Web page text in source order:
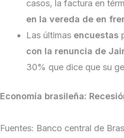
casos, la factura en
en la vereda de en
Las últimas encuestas
con la renuncia de
30% que dice que su
Economía brasileña:
Fuentes: Banco central de